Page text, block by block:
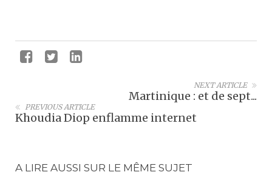
NEXT ARTICLE
Martinique : et de sept...
PREVIOUS ARTICLE
Khoudia Diop enflamme internet
A LIRE AUSSI SUR LE MÊME SUJET